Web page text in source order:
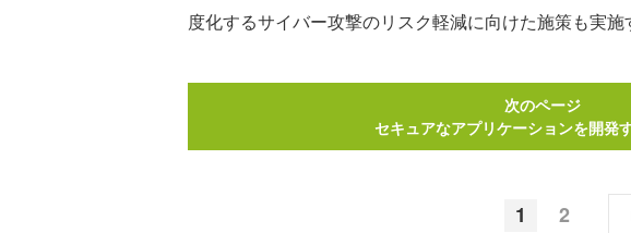
度化するサイバー攻撃のリスク軽減に向けた施策も実施
次のページ
セキュアなアプリケーションを開発
1 2